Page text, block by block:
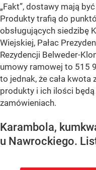
„Fakt”, dostawy mają
Produkty trafią do
obsługujących siedzibę
Wiejskiej, Pałac
Rezydencji Belweder-
umowy ramowej to 515
to jednak, że cała
produkty i ich ilości
zamówieniach.
Karambola,
u Nawrockiego.